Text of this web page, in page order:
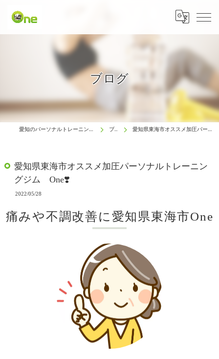
ブログ
愛知のパーソナルトレーニングは生涯動ける体研究所 One ブログ 愛知県東海市オススメ加圧パーソナルトレーニングジム One❣️
愛知県東海市オススメ加圧パーソナルトレーニン
グジム One❣️
2022/05/28
痛みや不調改善に愛知県東海市One